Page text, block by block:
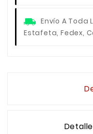
Envío A Toda
Estafeta, Fedex,